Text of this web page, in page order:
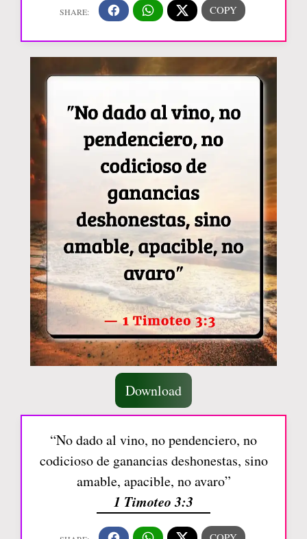
Download
“No dado al vino, no pendenciero, no
codicioso de ganancias deshonestas, sino
amable, apacible, no avaro”
1 Timoteo 3:3